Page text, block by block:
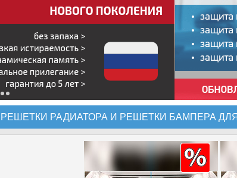
РЕШЕТКИ РАДИАТОРА И РЕШЕТКИ БАМПЕРА ДЛЯ